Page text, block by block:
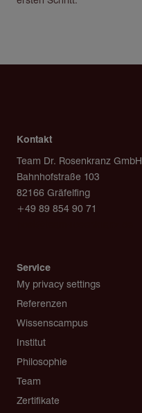
Kontakt
Team Dr. Rosenkranz GmbH
Bahnhofstraße 103
82166 Gräfelfing
+49 89 854 90 71
Service
My privacy settings
Referenzen
Wissenscampus
Institut
Philosophie
Team
Zertifikate